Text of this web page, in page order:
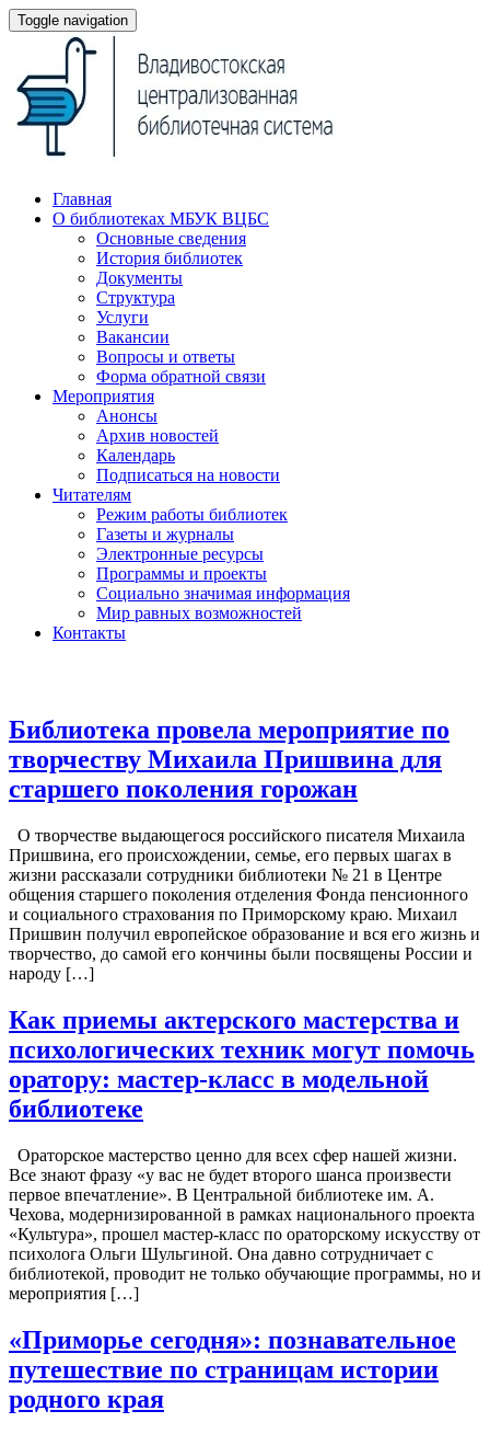
Toggle navigation
Главная
О библиотеках МБУК ВЦБС
Основные сведения
История библиотек
Документы
Структура
Услуги
Вакансии
Вопросы и ответы
Форма обратной связи
Мероприятия
Анонсы
Архив новостей
Календарь
Подписаться на новости
Читателям
Режим работы библиотек
Газеты и журналы
Электронные ресурсы
Программы и проекты
Социально значимая информация
Мир равных возможностей
Контакты
Библиотека провела мероприятие по
творчеству Михаила Пришвина для
старшего поколения горожан
О творчестве выдающегося российского писателя Михаила
Пришвина, его происхождении, семье, его первых шагах в
жизни рассказали сотрудники библиотеки № 21 в Центре
общения старшего поколения отделения Фонда пенсионного
и социального страхования по Приморскому краю. Михаил
Пришвин получил европейское образование и вся его жизнь и
творчество, до самой его кончины были посвящены России и
народу […]
Как приемы актерского мастерства и
психологических техник могут помочь
оратору: мастер-класс в модельной
библиотеке
Ораторское мастерство ценно для всех сфер нашей жизни.
Все знают фразу «у вас не будет второго шанса произвести
первое впечатление». В Центральной библиотеке им. А.
Чехова, модернизированной в рамках национального проекта
«Культура», прошел мастер-класс по ораторскому искусству от
психолога Ольги Шульгиной. Она давно сотрудничает с
библиотекой, проводит не только обучающие программы, но и
мероприятия […]
«Приморье сегодня»: познавательное
путешествие по страницам истории
родного края